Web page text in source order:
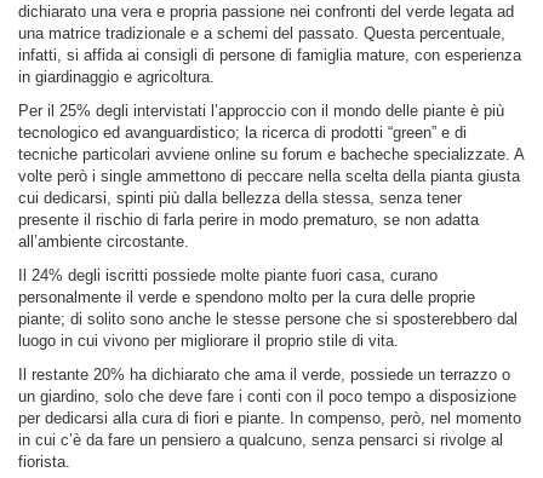
dichiarato una vera e propria passione nei confronti del verde legata ad
una matrice tradizionale e a schemi del passato. Questa percentuale,
infatti, si affida ai consigli di persone di famiglia mature, con esperienza
in giardinaggio e agricoltura.
Per il 25% degli intervistati l’approccio con il mondo delle piante è più
tecnologico ed avanguardistico; la ricerca di prodotti “green” e di
tecniche particolari avviene online su forum e bacheche specializzate. A
volte però i single ammettono di peccare nella scelta della pianta giusta
cui dedicarsi, spinti più dalla bellezza della stessa, senza tener
presente il rischio di farla perire in modo prematuro, se non adatta
all’ambiente circostante.
Il 24% degli iscritti possiede molte piante fuori casa, curano
personalmente il verde e spendono molto per la cura delle proprie
piante; di solito sono anche le stesse persone che si sposterebbero dal
luogo in cui vivono per migliorare il proprio stile di vita.
Il restante 20% ha dichiarato che ama il verde, possiede un terrazzo o
un giardino, solo che deve fare i conti con il poco tempo a disposizione
per dedicarsi alla cura di fiori e piante. In compenso, però, nel momento
in cui c’è da fare un pensiero a qualcuno, senza pensarci si rivolge al
fiorista.